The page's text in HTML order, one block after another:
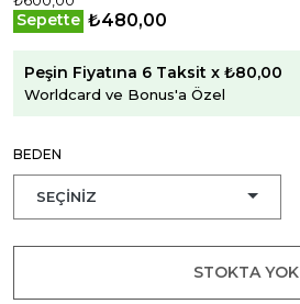
Sepette ₺480,00
Peşin Fiyatına 6 Taksit x ₺80,00
Worldcard ve Bonus'a Özel
BEDEN
STOKTA YOK